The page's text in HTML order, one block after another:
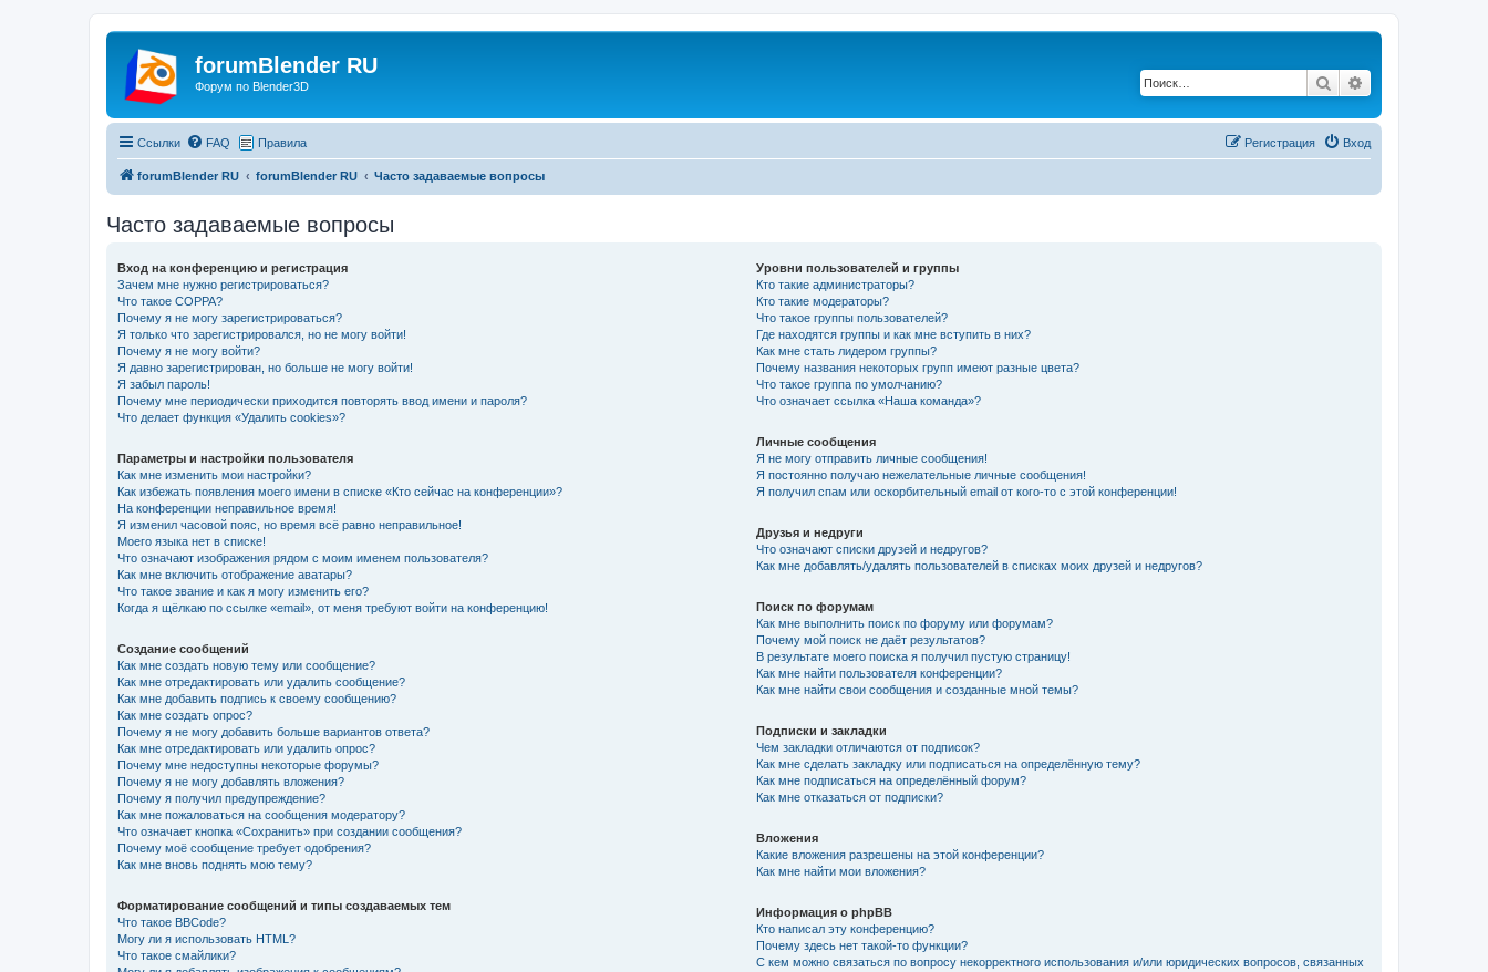
forumBlender RU
Форум по Blender3D Поиск
Ссылки FAQ Правила Вход
Регистрация
forumBlender RU forumBlender RU Часто задаваемые вопросы
Часто задаваемые вопросы
Вход на конференцию и регистрация
Зачем мне нужно регистрироваться?
Что такое COPPA?
Почему я не могу зарегистрироваться?
Я только что зарегистрировался, но не могу войти!
Почему я не могу войти?
Я давно зарегистрирован, но больше не могу войти!
Я забыл пароль!
Почему мне периодически приходится повторять ввод имени и пароля?
Что делает функция «Удалить cookies»?
Параметры и настройки пользователя
Как мне изменить мои настройки?
Как избежать появления моего имени в списке «Кто сейчас на конференции»?
На конференции неправильное время!
Я изменил часовой пояс, но время всё равно неправильное!
Моего языка нет в списке!
Что означают изображения рядом с моим именем пользователя?
Как мне включить отображение аватары?
Что такое звание и как я могу изменить его?
Когда я щёлкаю по ссылке «email», от меня требуют войти на конференцию!
Создание сообщений
Как мне создать новую тему или сообщение?
Как мне отредактировать или удалить сообщение?
Как мне добавить подпись к своему сообщению?
Как мне создать опрос?
Почему я не могу добавить больше вариантов ответа?
Как мне отредактировать или удалить опрос?
Почему мне недоступны некоторые форумы?
Почему я не могу добавлять вложения?
Почему я получил предупреждение?
Как мне пожаловаться на сообщения модератору?
Что означает кнопка «Сохранить» при создании сообщения?
Почему моё сообщение требует одобрения?
Как мне вновь поднять мою тему?
Форматирование сообщений и типы создаваемых тем
Что такое BBCode?
Могу ли я использовать HTML?
Что такое смайлики?
Уровни пользователей и группы
Кто такие администраторы?
Кто такие модераторы?
Что такое группы пользователей?
Где находятся группы и как мне вступить в них?
Как мне стать лидером группы?
Почему названия некоторых групп имеют разные цвета?
Что такое группа по умолчанию?
Что означает ссылка «Наша команда»?
Личные сообщения
Я не могу отправить личные сообщения!
Я постоянно получаю нежелательные личные сообщения!
Я получил спам или оскорбительный email от кого-то с этой конференции!
Друзья и недруги
Что означают списки друзей и недругов?
Как мне добавлять/удалять пользователей в списках моих друзей и недругов?
Поиск по форумам
Как мне выполнить поиск по форуму или форумам?
Почему мой поиск не даёт результатов?
В результате моего поиска я получил пустую страницу!
Как мне найти пользователя конференции?
Как мне найти свои сообщения и созданные мной темы?
Подписки и закладки
Чем закладки отличаются от подписок?
Как мне сделать закладку или подписаться на определённую тему?
Как мне подписаться на определённый форум?
Как мне отказаться от подписки?
Вложения
Какие вложения разрешены на этой конференции?
Как мне найти мои вложения?
Информация о phpBB
Кто написал эту конференцию?
Почему здесь нет такой-то функции?
С кем можно связаться по вопросу некорректного использования и/или юридических вопросов, связанных